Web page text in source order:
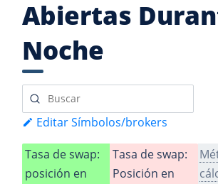
Abiertas
Noche
Editar Símbolos/brokers
Tasa de swap:
posición en
Tasa de swap:
Posición en